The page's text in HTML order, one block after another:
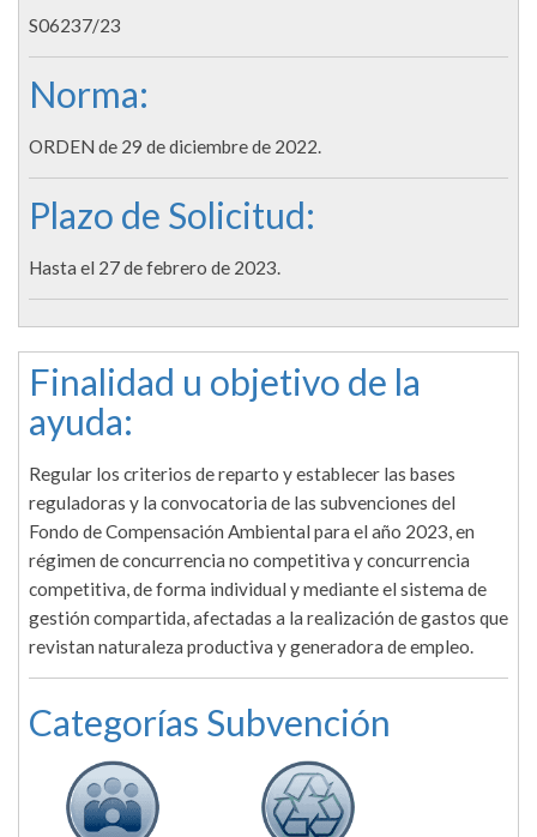
S06237/23
Norma:
ORDEN de 29 de diciembre de 2022.
Plazo de Solicitud:
Hasta el 27 de febrero de 2023.
Finalidad u objetivo de la
ayuda:
Regular los criterios de reparto y establecer las bases
reguladoras y la convocatoria de las subvenciones del
Fondo de Compensación Ambiental para el año 2023, en
régimen de concurrencia no competitiva y concurrencia
competitiva, de forma individual y mediante el sistema de
gestión compartida, afectadas a la realización de gastos que
revistan naturaleza productiva y generadora de empleo.
Categorías Subvención